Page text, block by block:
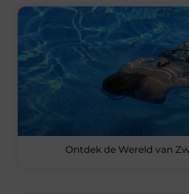
Ontdek de Wereld van